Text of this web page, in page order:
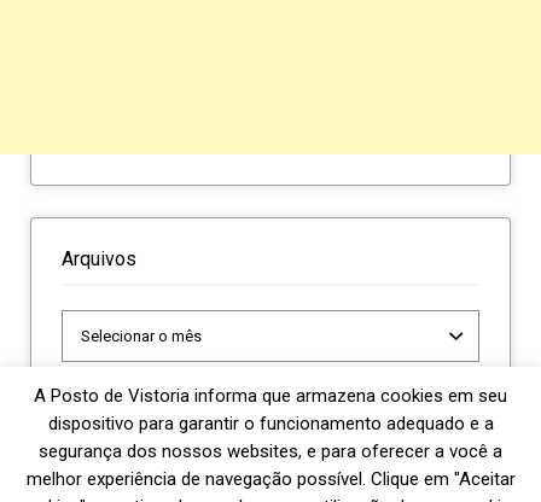
Arquivos
A Posto de Vistoria informa que armazena cookies em seu
dispositivo para garantir o funcionamento adequado e a
segurança dos nossos websites, e para oferecer a você a
melhor experiência de navegação possível. Clique em "Aceitar